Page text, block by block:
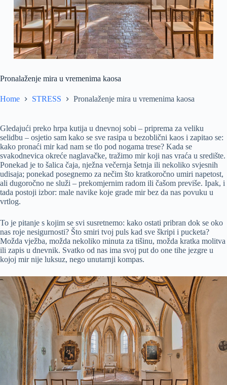
Pronalaženje mira u vremenima kaosa
Home STRESS Pronalaženje mira u vremenima kaosa
Gledajući preko hrpa kutija u dnevnoj sobi – priprema za veliku
selidbu – osjetio sam kako se sve rasipa u bezoblični kaos i zapitao se:
kako pronaći mir kad nam se tlo pod nogama trese? Kada se
svakodnevica okreće naglavačke, tražimo mir koji nas vraća u središte.
Ponekad je to šalica čaja, nježna večernja šetnja ili nekoliko svjesnih
udisaja; ponekad posegnemo za nečim što kratkoročno umiri napetost,
ali dugoročno ne služi – prekomjernim radom ili čašom previše. Ipak, i
tada postoji izbor: male navike koje grade mir bez da nas povuku u
vrtlog.
To je pitanje s kojim se svi susretnemo: kako ostati pribran dok se oko
nas roje nesigurnosti? Što smiri tvoj puls kad sve škripi i pucketa?
Možda vježba, možda nekoliko minuta za tišinu, možda kratka molitva
ili zapis u dnevnik. Svatko od nas ima svoj put do one tihe jezgre u
kojoj mir nije luksuz, nego unutarnji kompas.